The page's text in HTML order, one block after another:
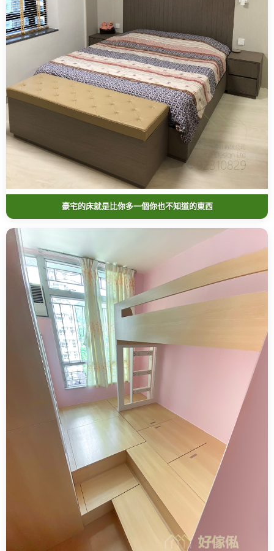
豪宅的床就是比你多一個你也不知道的東西